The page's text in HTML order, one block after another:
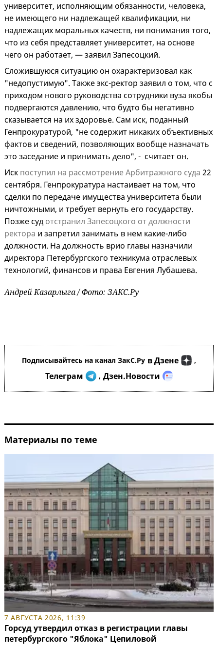
университет, исполняющим обязанности, человека,
не имеющего ни надлежащей квалификации, ни
надлежащих моральных качеств, ни понимания того,
что из себя представляет университет, на основе
чего он работает, — заявил Запесоцкий.
Сложившуюся ситуацию он охарактеризовал как
"недопустимую". Также экс-ректор заявил о том, что с
приходом нового руководства сотрудники вуза якобы
подвергаются давлению, что будто бы негативно
сказывается на их здоровье. Сам иск, поданный
Генпрокуратурой, "не содержит никаких объективных
фактов и сведений, позволяющих вообще назначать
это заседание и принимать дело", - считает он.
Иск поступил на рассмотрение Арбитражного суда 22
сентября. Генпрокуратура настаивает на том, что
сделки по передаче имущества университета были
ничтожными, и требует вернуть его государству.
Позже суд отстранил Запесоцкого от должности
ректора и запретил занимать в нем какие-либо
должности. На должность врио главы назначили
директора Петербургского техникума отраслевых
технологий, финансов и права Евгения Лубашева.
Андрей Казарлыга / Фото: ЗАКС.Ру
Подписывайтесь на канал ЗакС.Ру в Дзене ,
Телеграм , Дзен.Новости
Материалы по теме
7 АВГУСТА 2026, 11:39
Горсуд утвердил отказ в регистрации главы
петербургского "Яблока" Цепиловой